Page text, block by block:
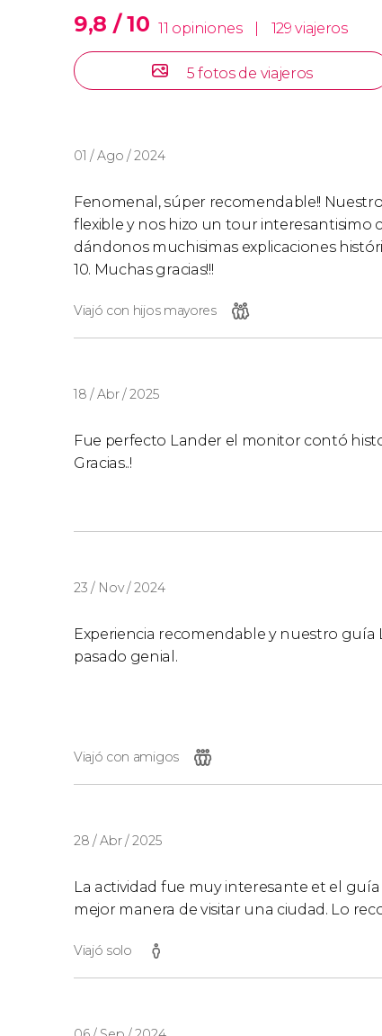
9,8 / 10 11 opiniones 129 viajeros
5 fotos de viajeros
01 / Ago / 2024
Fenomenal, súper recomendable!!
flexible y nos hizo un tour
dándonos muchisimas explicaciones
10. Muchas gracias!!!
Viajó con hijos mayores
18 / Abr / 2025
Fue perfecto Lander el monitor contó
Gracias..!
23 / Nov / 2024
Experiencia recomendable y nuestro
pasado genial.
Viajó con amigos
28 / Abr / 2025
La actividad fue muy interesante et el
mejor manera de visitar una ciudad. Lo
Viajó solo